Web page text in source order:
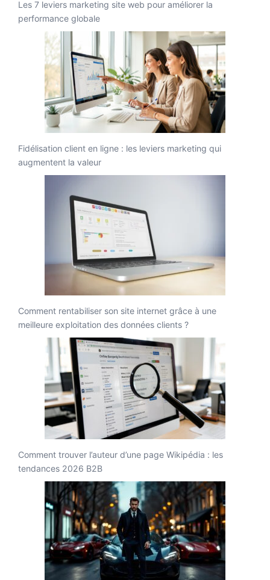
Les 7 leviers marketing site web pour améliorer la
performance globale
Fidélisation client en ligne : les leviers marketing qui
augmentent la valeur
Comment rentabiliser son site internet grâce à une
meilleure exploitation des données clients ?
Comment trouver l’auteur d’une page Wikipédia : les
tendances 2026 B2B